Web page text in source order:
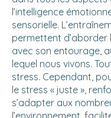
l’intelligence
sensorielle.
permettent d’aborder
avec son entourage,
lequel nous vivons.
stress. Cependant,
le stress « juste »,
s’adapter aux